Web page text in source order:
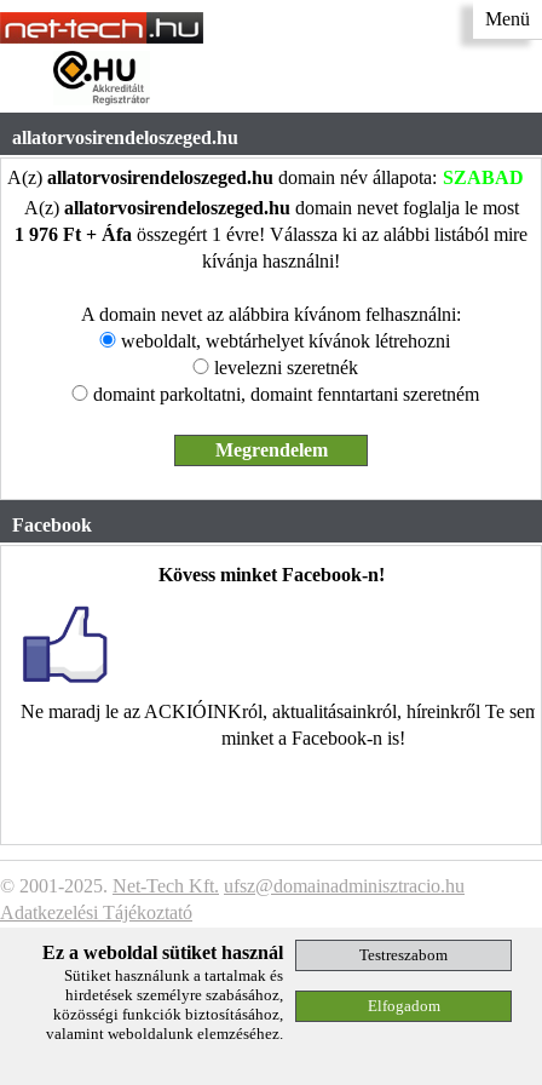
Menü
allatorvosirendeloszeged.hu
A(z) allatorvosirendeloszeged.hu domain név állapota: SZABAD
A(z) allatorvosirendeloszeged.hu domain nevet foglalja le most
1 976 Ft + Áfa összegért 1 évre! Válassza ki az alábbi listából mire
kívánja használni!
A domain nevet az alábbira kívánom felhasználni:
weboldalt, webtárhelyet kívánok létrehozni
levelezni szeretnék
domaint parkoltatni, domaint fenntartani szeretném
Facebook
Kövess minket Facebook-n!
Ne maradj le az ACKIÓINKról, aktualitásainkról, híreinkről Te
minket a Facebook-n is!
© 2001-2025. Net-Tech Kft. ufsz@domainadminisztracio.hu
Adatkezelési Tájékoztató
Ez a weboldal sütiket használ
Sütiket használunk a tartalmak és
hirdetések személyre szabásához,
közösségi funkciók biztosításához,
valamint weboldalunk elemzéséhez.